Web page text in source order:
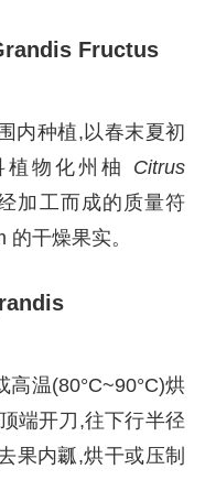
Fructus
内种植,以春末夏初
植物化州柚 Citrus
加工而成的质量符
干燥果实。
温(80°C~90°C)烘
端开刀,往下行半径
果内瓤,烘干或压制